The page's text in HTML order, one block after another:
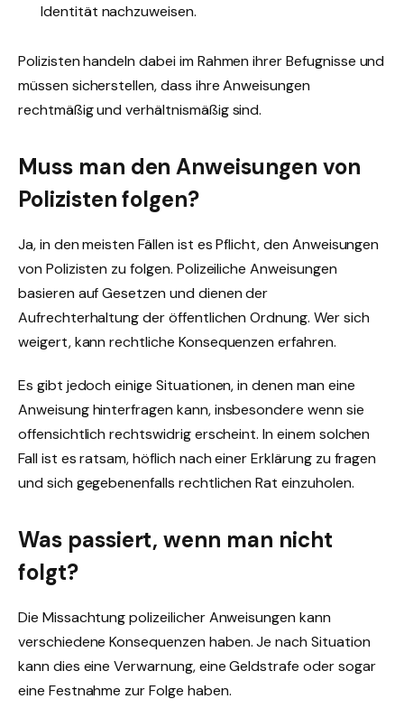
Identität nachzuweisen.
Polizisten handeln dabei im Rahmen ihrer Befugnisse und
müssen sicherstellen, dass ihre Anweisungen
rechtmäßig und verhältnismäßig sind.
Muss man den Anweisungen von
Polizisten folgen?
Ja, in den meisten Fällen ist es Pflicht, den Anweisungen
von Polizisten zu folgen. Polizeiliche Anweisungen
basieren auf Gesetzen und dienen der
Aufrechterhaltung der öffentlichen Ordnung. Wer sich
weigert, kann rechtliche Konsequenzen erfahren.
Es gibt jedoch einige Situationen, in denen man eine
Anweisung hinterfragen kann, insbesondere wenn sie
offensichtlich rechtswidrig erscheint. In einem solchen
Fall ist es ratsam, höflich nach einer Erklärung zu fragen
und sich gegebenenfalls rechtlichen Rat einzuholen.
Was passiert, wenn man nicht
folgt?
Die Missachtung polizeilicher Anweisungen kann
verschiedene Konsequenzen haben. Je nach Situation
kann dies eine Verwarnung, eine Geldstrafe oder sogar
eine Festnahme zur Folge haben.